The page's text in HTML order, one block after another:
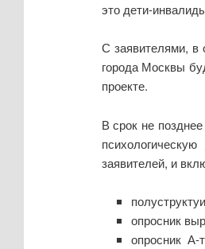
это дети-
С заявителями, в
города Москвы
проекте.
В срок не
заявителей, и
опросник
опросник А-